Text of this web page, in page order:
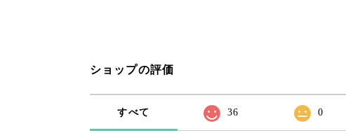
ショップの評価
すべて 36 0